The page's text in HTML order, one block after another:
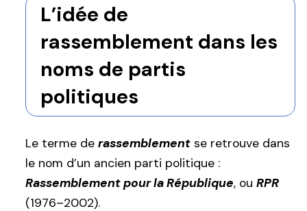
L’idée de
rassemblement dans les
noms de partis
politiques
Le terme de rassemblement se retrouve dans
le nom d’un ancien parti politique :
Rassemblement pour la République, ou RPR
(1976–2002).